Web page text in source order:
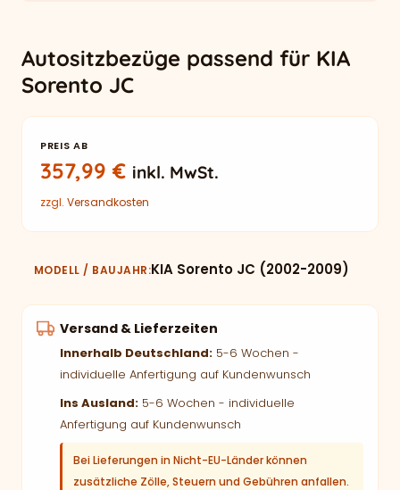
Autositzbezüge passend für KIA
Sorento JC
PREIS AB
357,99€ inkl. MwSt.
zzgl. Versandkosten
MODELL / BAUJAHR KIA Sorento JC (2002-2009)
Versand & Lieferzeiten
Innerhalb Deutschland: 5-6 Wochen -
individuelle Anfertigung auf Kundenwunsch
Ins Ausland: 5-6 Wochen - individuelle
Anfertigung auf Kundenwunsch
Bei Lieferungen in Nicht-EU-Länder können
zusätzliche Zölle, Steuern und Gebühren anfallen.